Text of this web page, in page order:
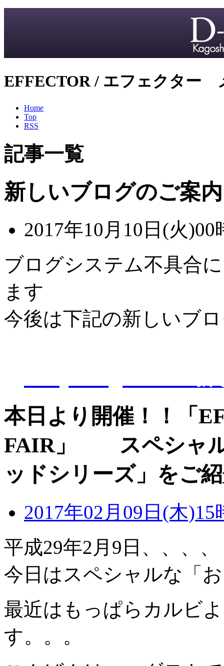
EFFECTOR / エフェクター
Home
Top
RSS
記事一覧
新しいブログのご案内
2017年10月10日(火)00
ブログシステム不具合
ます
今後は下記の新しいブ
本日より開催！！「
FAIR」 スペシャ
ッドシリーズ」をご
2017年02月09日(木)15
平成29年2月9日、、、、
今日はスペシャルな「
最近はもっぱらカルビ
す。。。